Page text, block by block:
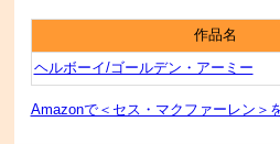
作品名
ヘルボーイ/ゴールデン・アーミー
Amazonで＜セス・マクファーレン＞